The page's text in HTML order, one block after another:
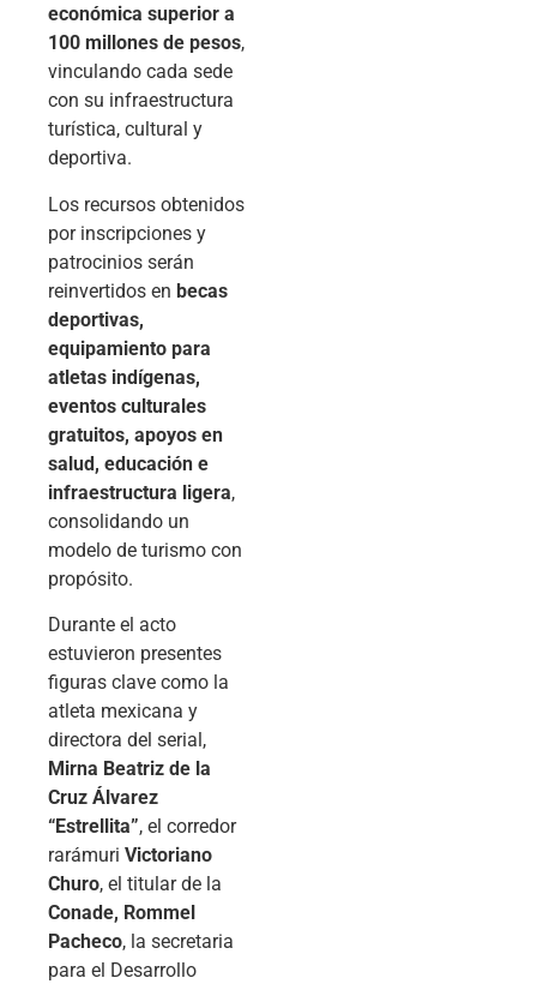
económica superior a
100 millones de pesos,
vinculando cada sede
con su infraestructura
turística, cultural y
deportiva.
Los recursos obtenidos
por inscripciones y
patrocinios serán
reinvertidos en becas
deportivas,
equipamiento para
atletas indígenas,
eventos culturales
gratuitos, apoyos en
salud, educación e
infraestructura ligera,
consolidando un
modelo de turismo con
propósito.
Durante el acto
estuvieron presentes
figuras clave como la
atleta mexicana y
directora del serial,
Mirna Beatriz de la
Cruz Álvarez
“Estrellita”, el corredor
rarámuri Victoriano
Churo, el titular de la
Conade, Rommel
Pacheco, la secretaria
para el Desarrollo